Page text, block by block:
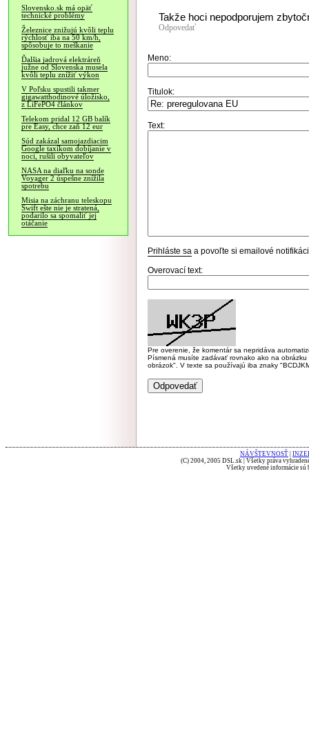
Slovensko.sk má opäť
technické problémy
Železnice znižujú kvôli teplu
rýchlosť iba na 50 km/h,
spôsobuje to meškanie
Ďalšia jadrová elektráreň
južne od Slovenska musela
kvôli teplu znížiť výkon
V Poľsku spustili takmer
gigawatthodinové úložisko,
z LiFePO4 článkov
Telekom pridal 12 GB balík
pre Easy, chce zaň 12 eur
Súd zakázal samojazdiacim
Google taxíkom dobíjanie v
noci, rušili obyvateľov
NASA na diaľku na sonde
Voyager 2 úspešne znížila
spotrebu
Misia na záchranu teleskopu
Swift ešte nie je stratená,
podarilo sa spomaliť jej
otáčanie
Takže hoci nepodporujem
Odpovedať
Meno:
Titulok:
Text:
Prihláste sa a povoľte si emailové
Overovací text:
Pre overenie, že komentár sa nepridáva
Písmená musíte zadávať rovnako ako na
obrázok". V texte sa používajú iba znaky
NÁVŠTEVNOSŤ
(C) 2004, 2005 DSL.sk | Všetky práva
Všetky uvedené informácie sú